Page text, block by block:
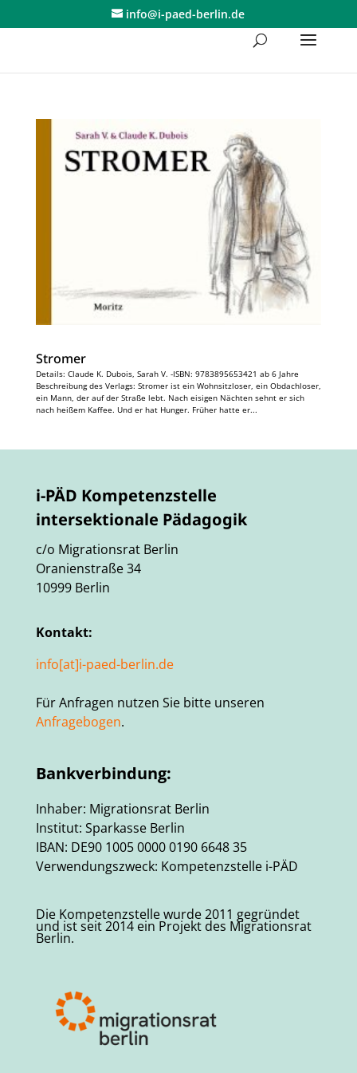
info@i-paed-berlin.de
Stromer
Details: Claude K. Dubois, Sarah V. -ISBN: 9783895653421 ab 6 Jahre
Beschreibung des Verlags: Stromer ist ein Wohnsitzloser, ein Obdachloser,
ein Mann, der auf der Straße lebt. Nach eisigen Nächten sehnt er sich
nach heißem Kaffee. Und er hat Hunger. Früher hatte er...
i-PÄD Kompetenzstelle
intersektionale Pädagogik
c/o Migrationsrat Berlin
Oranienstraße 34
10999 Berlin
Kontakt:
info[at]i-paed-berlin.de
Für Anfragen nutzen Sie bitte unseren
Anfragebogen.
Bankverbindung:
Inhaber: Migrationsrat Berlin
Institut: Sparkasse Berlin
IBAN: DE90 1005 0000 0190 6648 35
Verwendungszweck: Kompetenzstelle i-PÄD
Die Kompetenzstelle wurde 2011 gegründet
und ist seit 2014 ein Projekt des Migrationsrat
Berlin.